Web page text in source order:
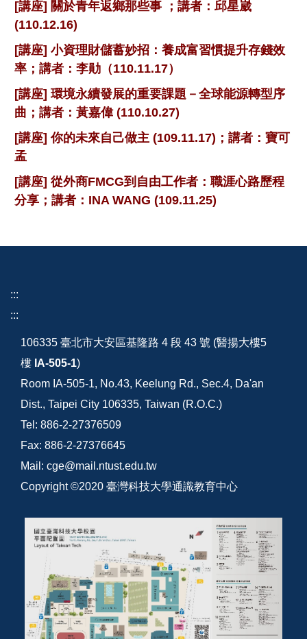
[講座] 關於青年返鄉那些事 ；講者：邱星崴
(110.12.16)
[講座] 小資理財儲蓄妙招：養成富習慣提升存錢效
率；講者：李勛（110.11.17）
[講座] 環境永續發展的重要課題－全球能源轉型序
曲；講者：黃嘉偉 (110.10.27)
[講座] 你的未來自己做主 (109.11.17)；講者：寶可
孟
[講座] 從外商FMCG到自由工作者：職涯心路歷程
分享；講者：INA WANG (109.11.25)
:::
:::
106335 臺北市大安區基隆路 4 段 43 號 (醫揚大樓5
樓 IA-505-1)
Room IA-505-1, No.43, Keelung Rd., Sec.4, Da'an
Dist., Taipei City 106335, Taiwan (R.O.C.)
Tel: 886-2-27376509
Fax: 886-2-27376645
Mail: cge@mail.ntust.edu.tw
Copyright ©2020 臺灣科技大學通識教育中心